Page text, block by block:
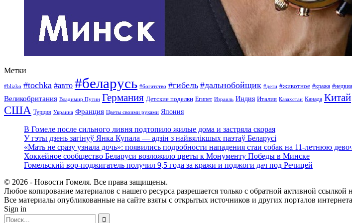
Метки
#blizko #tochka #авто #беларусь #богатство #гибель #дальнобойщик #дети #животное #кража
Великобритания Владимир Путин Германия Детские поделки Египет Израиль Индия Италия Казахстан Канада Китай
США Турция Украина Франция Цветы своими руками Япония
В Гомеле после сильного ливня подтопило жилые дома и застряла скорая
У гэты дзень загінуў Янка Купала — адзін з найвялікшых паэтаў Беларусі
«Мать не сразу узнала дочь»: появились подробности нападения стаи собак на 11-летнюю
Хоккейное сообщество Беларуси возложило цветы к Монументу Победы в Минске
Гомельский вор-поджигатель получил 9,5 года за кражи и поджоги дач под Речицей
© 2026 - Новости Гомеля. Все права защищены.
Любое копирование материалов с нашего ресурса разрешается только с обратной активной ссылкой
Все материалы опубликованные на сайте взяты с открытых источников и других порталов
Sign in